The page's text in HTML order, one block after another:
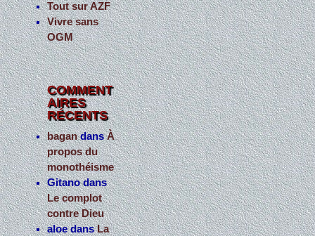
Tout sur AZF
Vivre sans
OGM
COMMENT
AIRES
RÉCENTS
bagandansÀ
propos du
monothéisme
Gitanodans
Le complot
contre Dieu
aloedansLa